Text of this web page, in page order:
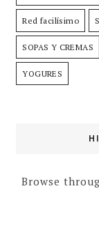
Red facilísimo
SOPAS Y CREMAS
YOGURES
Browse